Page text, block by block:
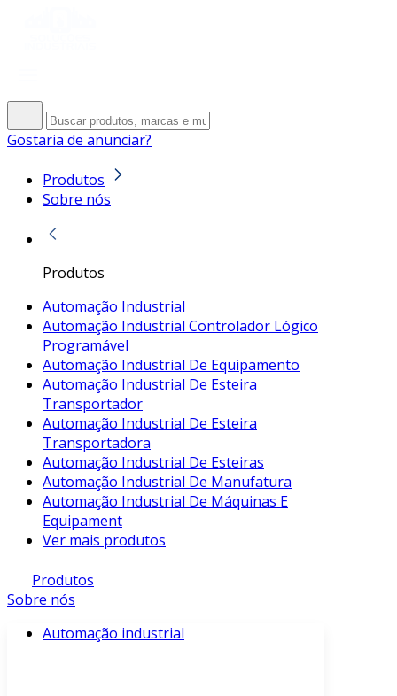
Gostaria de anunciar?
Produtos
Sobre nós
Produtos
Automação Industrial
Automação Industrial Controlador Lógico
Programável
Automação Industrial De Equipamento
Automação Industrial De Esteira
Transportador
Automação Industrial De Esteira
Transportadora
Automação Industrial De Esteiras
Automação Industrial De Manufatura
Automação Industrial De Máquinas E
Equipament
Ver mais produtos
Produtos
Sobre nós
Automação industrial